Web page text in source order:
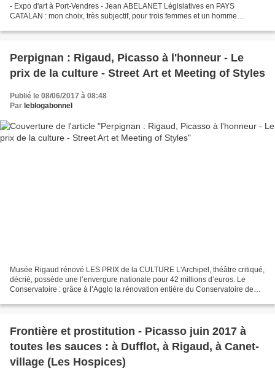
- Expo d'art à Port-Vendres - Jean ABELANET Législatives en PAYS
CATALAN : mon choix, très subjectif, pour trois femmes et un homme
Perpignan : Rigaud, Picasso à l'honneur - Le
prix de la culture - Street Art et Meeting of Styles
Publié le 08/06/2017 à 08:48
Par leblogabonnel
Musée Rigaud rénové LES PRIX de la CULTURE L'Archipel, théâtre critiqué,
décrié, possède une l’envergure nationale pour 42 millions d’euros. Le
Conservatoire : grâce à l’Agglo la rénovation entière du Conservatoire de
Frontière et prostitution - Picasso juin 2017 à
toutes les sauces : à Dufflot, à Rigaud, à Canet-
village (Les Hospices)